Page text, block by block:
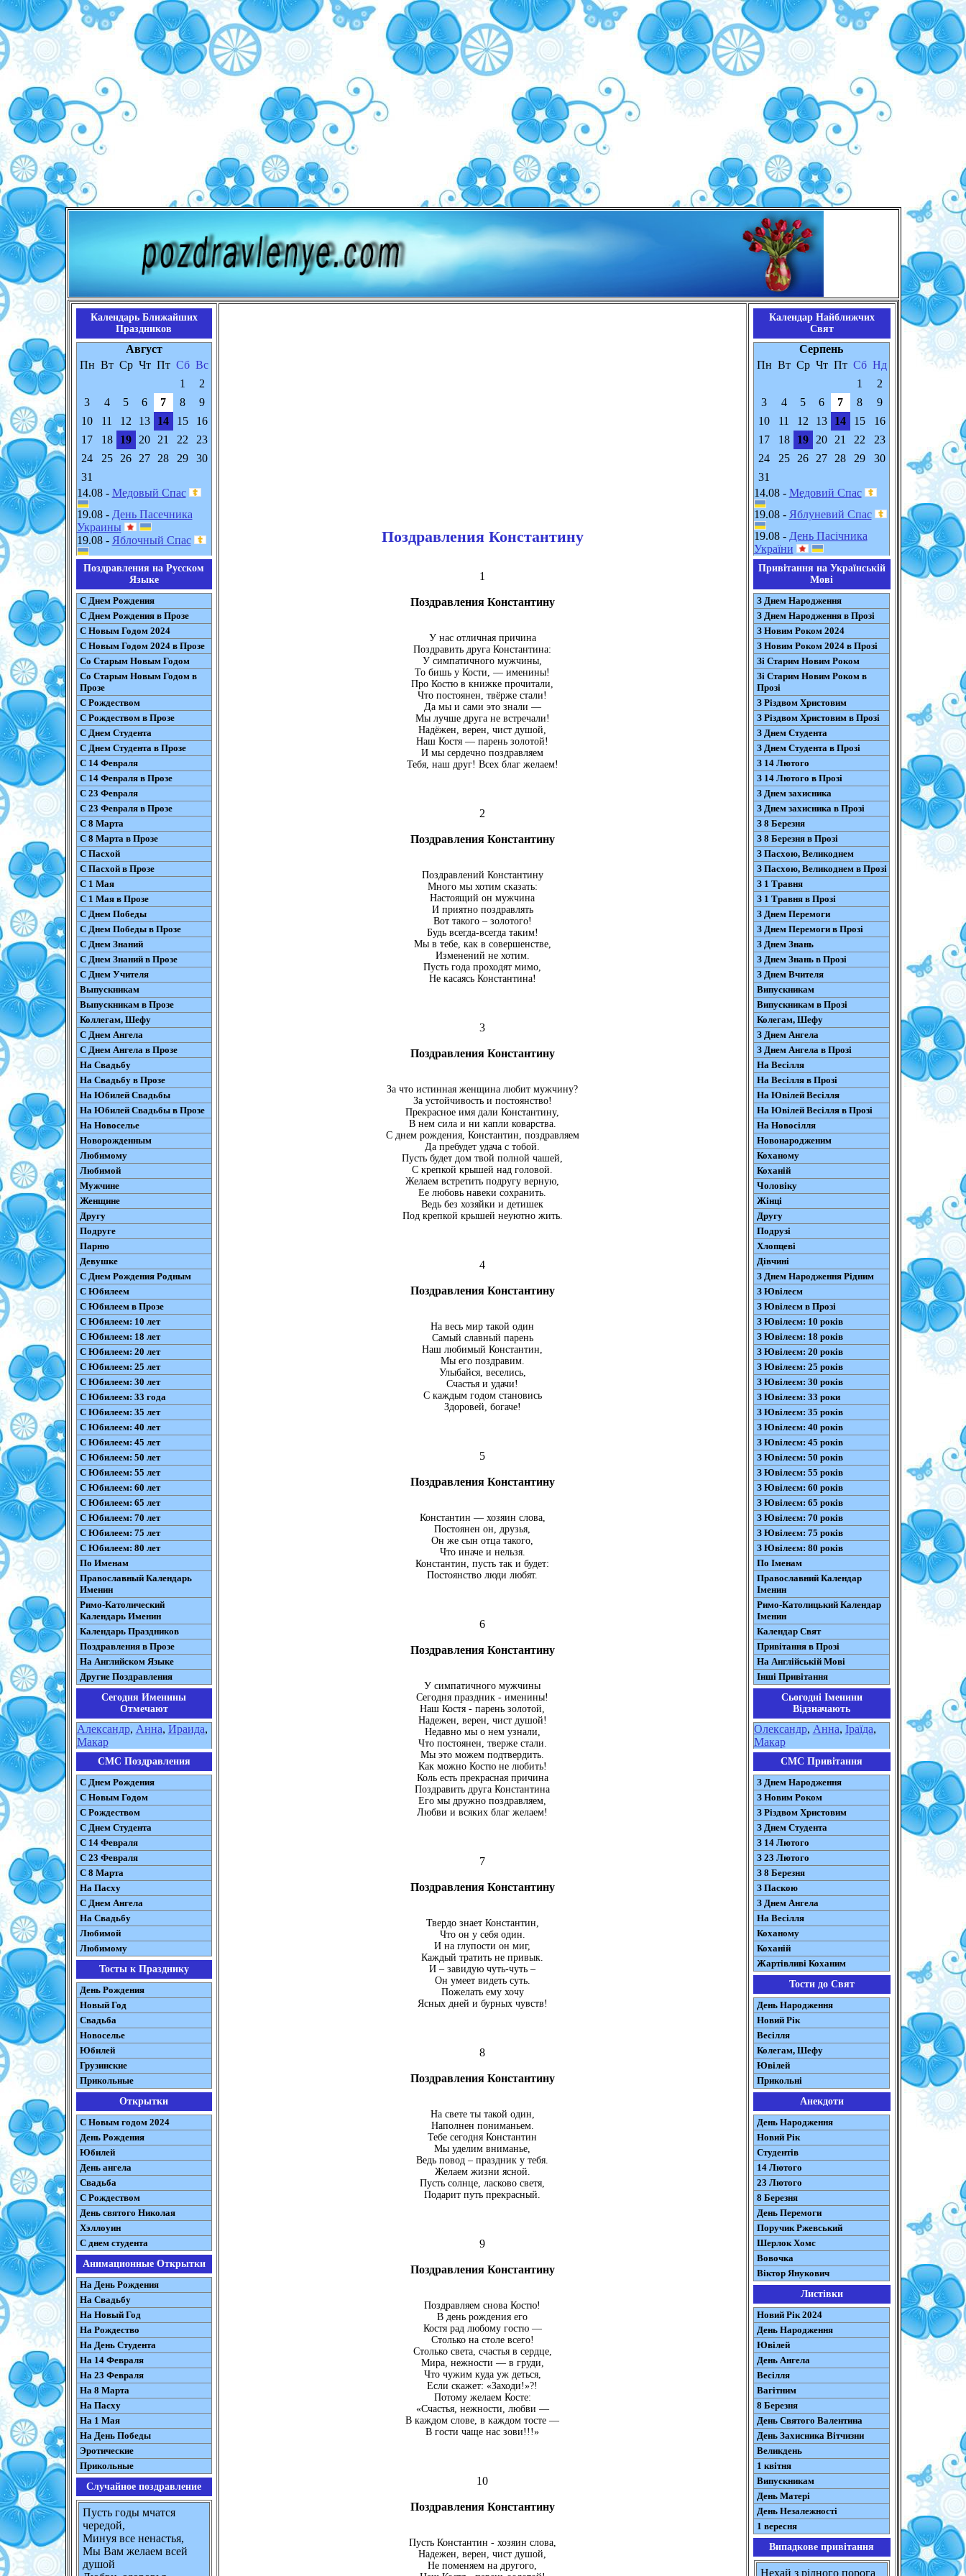
Календарь Ближайших
Праздников
Август
Пн Вт Ср Чт Пт Сб Вс
1
2
3
4 5 6 7 8
9
10
11 12 13 14 15
16
17
18 19 20 21 22
23
24
25 26 27 28 29
30
31
14.08 - Медовый Спас
19.08 - День Пасечника
Украины
19.08 - Яблочный Спас
Поздравления на Русском
Языке
С Днем Рождения
С Днем Рождения в Прозе
С Новым Годом 2024
С Новым Годом 2024 в Прозе
Со Старым Новым Годом
Со Старым Новым Годом в
Прозе
С Рождеством
С Рождеством в Прозе
С Днем Студента
С Днем Студента в Прозе
С 14 Февраля
С 14 Февраля в Прозе
С 23 Февраля
С 23 Февраля в Прозе
С 8 Марта
С 8 Марта в Прозе
С Пасхой
С Пасхой в Прозе
С 1 Мая
С 1 Мая в Прозе
С Днем Победы
С Днем Победы в Прозе
С Днем Знаний
С Днем Знаний в Прозе
С Днем Учителя
Выпускникам
Выпускникам в Прозе
Коллегам, Шефу
С Днем Ангела
С Днем Ангела в Прозе
На Свадьбу
На Свадьбу в Прозе
На Юбилей Свадьбы
На Юбилей Свадьбы в Прозе
На Новоселье
Новорожденным
Любимому
Любимой
Мужчине
Женщине
Другу
Подруге
Парню
Девушке
С Днем Рождения Родным
С Юбилеем
С Юбилеем в Прозе
С Юбилеем: 10 лет
С Юбилеем: 18 лет
С Юбилеем: 20 лет
С Юбилеем: 25 лет
С Юбилеем: 30 лет
С Юбилеем: 33 года
С Юбилеем: 35 лет
С Юбилеем: 40 лет
С Юбилеем: 45 лет
С Юбилеем: 50 лет
С Юбилеем: 55 лет
С Юбилеем: 60 лет
С Юбилеем: 65 лет
С Юбилеем: 70 лет
С Юбилеем: 75 лет
С Юбилеем: 80 лет
По Именам
Православный Календарь
Именин
Римо-Католический
Календарь Именин
Календарь Праздников
Поздравления в Прозе
На Английском Языке
Другие Поздравления
Сегодня Именины
Отмечают
Александр, Анна, Ираида,
Макар
СМС Поздравления
С Днем Рождения
С Новым Годом
С Рождеством
C Днем Студента
С 14 Февраля
С 23 Февраля
С 8 Марта
На Пасху
C Днем Ангела
На Свадьбу
Любимой
Любимому
Тосты к Празднику
День Рождения
Новый Год
Свадьба
Новоселье
Юбилей
Грузинские
Прикольные
Открытки
С Новым годом 2024
День Рождения
Юбилей
День ангела
Свадьба
С Рождеством
День святого Николая
Хэллоуин
С днем студента
Анимационные Открытки
На День Рождения
На Свадьбу
На Новый Год
На Рождество
На День Студента
На 14 Февраля
На 23 Февраля
На 8 Марта
На Пасху
На 1 Мая
На День Победы
Эротические
Прикольные
Случайное поздравление
Пусть годы мчатся
чередой,
Минуя все ненастья,
Мы Вам желаем всей
душой
Поздравления Константину
1
Поздравления Константину
У нас отличная причина
Поздравить друга Константина:
У симпатичного мужчины,
То бишь у Кости, — именины!
Про Костю в книжке прочитали,
Что постоянен, твёрже стали!
Да мы и сами это знали —
Мы лучше друга не встречали!
Надёжен, верен, чист душой,
Наш Костя — парень золотой!
И мы сердечно поздравляем
Тебя, наш друг! Всех благ желаем!
2
Поздравления Константину
Поздравлений Константину
Много мы хотим сказать:
Настоящий он мужчина
И приятно поздравлять
Вот такого – золотого!
Будь всегда-всегда таким!
Мы в тебе, как в совершенстве,
Изменений не хотим.
Пусть года проходят мимо,
Не касаясь Константина!
3
Поздравления Константину
За что истинная женщина любит мужчину?
За устойчивость и постоянство!
Прекрасное имя дали Константину,
В нем сила и ни капли коварства.
С днем рождения, Константин, поздравляем
Да пребудет удача с тобой.
Пусть будет дом твой полной чашей,
С крепкой крышей над головой.
Желаем встретить подругу верную,
Ее любовь навеки сохранить.
Ведь без хозяйки и детишек
Под крепкой крышей неуютно жить.
4
Поздравления Константину
На весь мир такой один
Самый славный парень
Наш любимый Константин,
Мы его поздравим.
Улыбайся, веселись,
Счастья и удачи!
С каждым годом становись
Здоровей, богаче!
5
Поздравления Константину
Константин — хозяин слова,
Постоянен он, друзья,
Он же сын отца такого,
Что иначе и нельзя.
Константин, пусть так и будет:
Постоянство люди любят.
6
Поздравления Константину
У симпатичного мужчины
Сегодня праздник - именины!
Наш Костя - парень золотой,
Надежен, верен, чист душой!
Недавно мы о нем узнали,
Что постоянен, тверже стали.
Мы это можем подтвердить.
Как можно Костю не любить!
Коль есть прекрасная причина
Поздравить друга Константина
Его мы дружно поздравляем,
Любви и всяких благ желаем!
7
Поздравления Константину
Твердо знает Константин,
Что он у себя один.
И на глупости он миг,
Каждый тратить не привык.
И – завидую чуть-чуть –
Он умеет видеть суть.
Пожелать ему хочу
Ясных дней и бурных чувств!
8
Поздравления Константину
На свете ты такой один,
Наполнен пониманьем.
Тебе сегодня Константин
Мы уделим вниманье,
Ведь повод – праздник у тебя.
Желаем жизни ясной.
Пусть солнце, ласково светя,
Подарит путь прекрасный.
9
Поздравления Константину
Поздравляем снова Костю!
В день рождения его
Костя рад любому гостю —
Столько на столе всего!
Столько света, счастья в сердце,
Мира, нежности — в груди,
Что чужим куда уж деться,
Если скажет: «Заходи!»?!
Потому желаем Косте:
«Счастья, нежности, любви —
В каждом слове, в каждом тосте —
В гости чаще нас зови!!!»
10
Поздравления Константину
Пусть Константин - хозяин слова,
Надежен, верен, чист душой,
Не поменяем на другого,
Календар Найближчих
Свят
Серпень
Пн Вт Ср Чт Пт Сб Нд
1
2
3
4 5 6 7 8
9
10
11 12 13 14 15
16
17
18 19 20 21 22
23
24
25 26 27 28 29
30
31
14.08 - Медовий Спас
19.08 - Яблуневий Спас
19.08 - День Пасічника
України
Привітання на Українській
Мові
З Днем Народження
З Днем Народження в Прозі
З Новим Роком 2024
З Новим Роком 2024 в Прозі
Зі Старим Новим Роком
Зі Старим Новим Роком в
Прозі
З Різдвом Христовим
З Різдвом Христовим в Прозі
З Днем Студента
З Днем Студента в Прозі
З 14 Лютого
З 14 Лютого в Прозі
З Днем захисника
З Днем захисника в Прозі
З 8 Березня
З 8 Березня в Прозі
З Пасхою, Великоднем
З Пасхою, Великоднем в Прозі
З 1 Травня
З 1 Травня в Прозі
З Днем Перемоги
З Днем Перемоги в Прозі
З Днем Знань
З Днем Знань в Прозі
З Днем Вчителя
Випускникам
Випускникам в Прозі
Колегам, Шефу
З Днем Ангела
З Днем Ангела в Прозі
На Весілля
На Весілля в Прозі
На Ювілей Весілля
На Ювілей Весілля в Прозі
На Новосілля
Новонародженим
Коханому
Коханій
Чоловіку
Жінці
Другу
Подрузі
Хлопцеві
Дівчині
З Днем Народження Рідним
З Ювілеєм
З Ювілеєм в Прозі
З Ювілеєм: 10 років
З Ювілеєм: 18 років
З Ювілеєм: 20 років
З Ювілеєм: 25 років
З Ювілеєм: 30 років
З Ювілеєм: 33 роки
З Ювілеєм: 35 років
З Ювілеєм: 40 років
З Ювілеєм: 45 років
З Ювілеєм: 50 років
З Ювілеєм: 55 років
З Ювілеєм: 60 років
З Ювілеєм: 65 років
З Ювілеєм: 70 років
З Ювілеєм: 75 років
З Ювілеєм: 80 років
По Іменам
Православний Календар
Іменин
Римо-Католицький Календар
Іменин
Календар Свят
Привітання в Прозі
На Англійській Мові
Інші Привітання
Сьогодні Іменини
Відзначають
Олександр, Анна, Іраїда,
Макар
СМС Привітання
З Днем Народження
З Новим Роком
З Різдвом Христовим
З Днем Студента
З 14 Лютого
З 23 Лютого
З 8 Березня
З Паскою
З Днем Ангела
На Весілля
Коханому
Коханій
Жартівливі Коханим
Тости до Свят
День Народження
Новий Рік
Весілля
Колегам, Шефу
Ювілей
Прикольні
Анекдоти
День Народження
Новий Рік
Студентів
14 Лютого
23 Лютого
8 Березня
День Перемоги
Поручик Ржевський
Шерлок Хомс
Вовочка
Віктор Янукович
Листівки
Новий Рік 2024
День Народження
Ювілей
День Ангела
Весілля
Вагітним
8 Березня
День Святого Валентина
День Захисника Вітчизни
Великдень
1 квітня
Випускникам
День Матері
День Незалежності
1 вересня
Випадкове привітання
Нехай з рідного порога